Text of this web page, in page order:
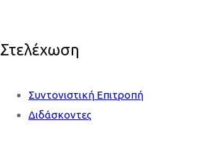
Στελέχωση
Συντονιστική Επιτροπή
Διδάσκοντες